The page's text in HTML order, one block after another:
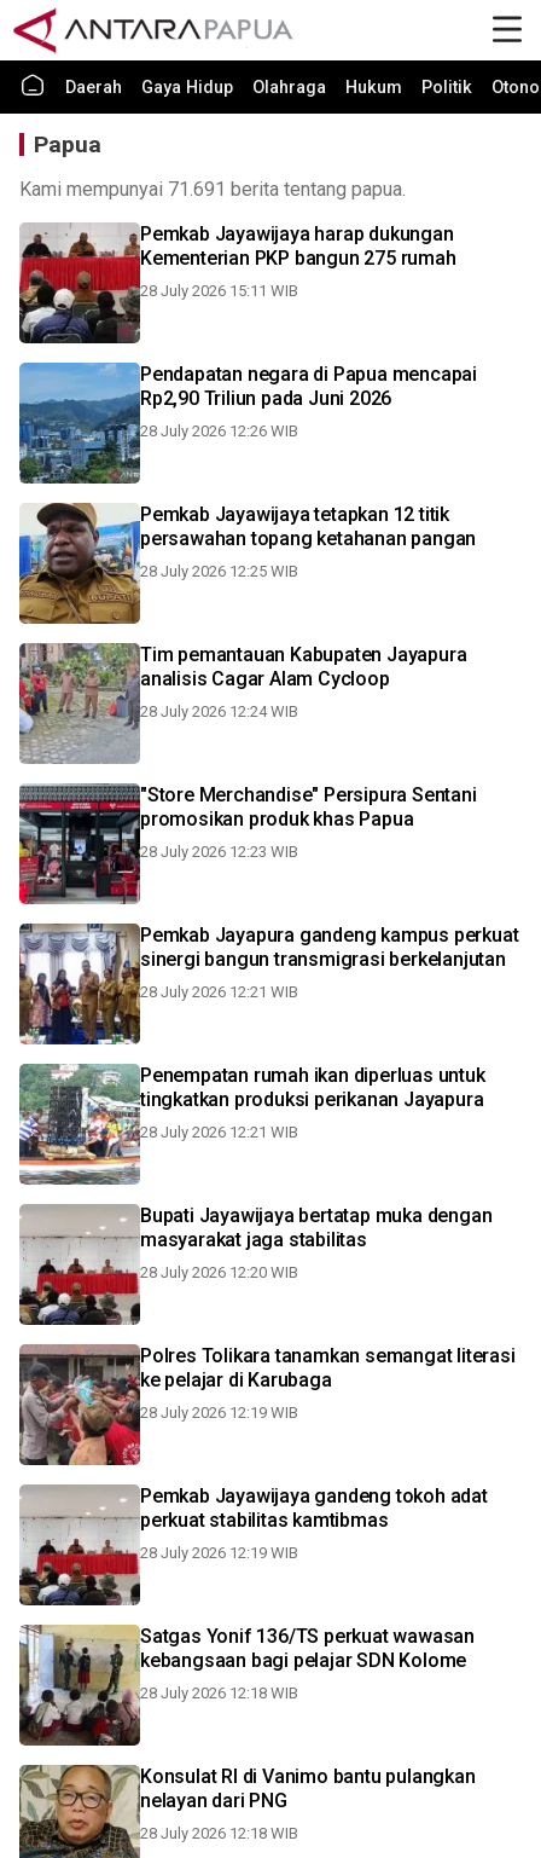
Daerah Gaya Hidup Olahraga Hukum Politik
Papua
Kami mempunyai 71.691 berita tentang papua.
Pemkab Jayawijaya harap dukungan
Kementerian PKP bangun 275 rumah
28 July 2026 15:11 WIB
Pendapatan negara di Papua mencapai
Rp2,90 Triliun pada Juni 2026
28 July 2026 12:26 WIB
Pemkab Jayawijaya tetapkan 12 titik
persawahan topang ketahanan pangan
28 July 2026 12:25 WIB
Tim pemantauan Kabupaten Jayapura
analisis Cagar Alam Cycloop
28 July 2026 12:24 WIB
"Store Merchandise" Persipura Sentani
promosikan produk khas Papua
28 July 2026 12:23 WIB
Pemkab Jayapura gandeng kampus perkuat
sinergi bangun transmigrasi berkelanjutan
28 July 2026 12:21 WIB
Penempatan rumah ikan diperluas untuk
tingkatkan produksi perikanan Jayapura
28 July 2026 12:21 WIB
Bupati Jayawijaya bertatap muka dengan
masyarakat jaga stabilitas
28 July 2026 12:20 WIB
Polres Tolikara tanamkan semangat literasi
ke pelajar di Karubaga
28 July 2026 12:19 WIB
Pemkab Jayawijaya gandeng tokoh adat
perkuat stabilitas kamtibmas
28 July 2026 12:19 WIB
Satgas Yonif 136/TS perkuat wawasan
kebangsaan bagi pelajar SDN Kolome
28 July 2026 12:18 WIB
Konsulat RI di Vanimo bantu pulangkan
nelayan dari PNG
28 July 2026 12:18 WIB